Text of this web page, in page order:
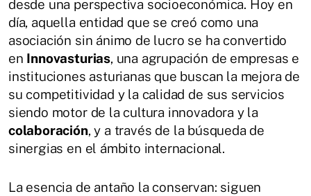
desde una perspectiva socioeconómica. Hoy en
día, aquella entidad que se creó como una
asociación sin ánimo de lucro se ha convertido
en Innovasturias, una agrupación de empresas e
instituciones asturianas que buscan la mejora de
su competitividad y la calidad de sus servicios
siendo motor de la cultura innovadora y la
colaboración, y a través de la búsqueda de
sinergias en el ámbito internacional.
La esencia de antaño la conservan: siguen